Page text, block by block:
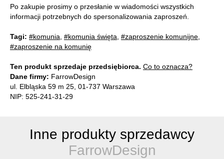
Po zakupie prosimy o przesłanie w wiadomości wszystkich
informacji potrzebnych do spersonalizowania zaproszeń.
Tagi: #komunia #komunia święta #zaproszenie komunijne
#zaproszenie na komunię
Ten produkt sprzedaje przedsiębiorca. Co to oznacza?
Dane firmy: FarrowDesign
ul. Elbląska 59 m 25, 01-737 Warszawa
NIP: 525-241-31-29
Inne produkty sprzedawcy
FarrowDesign